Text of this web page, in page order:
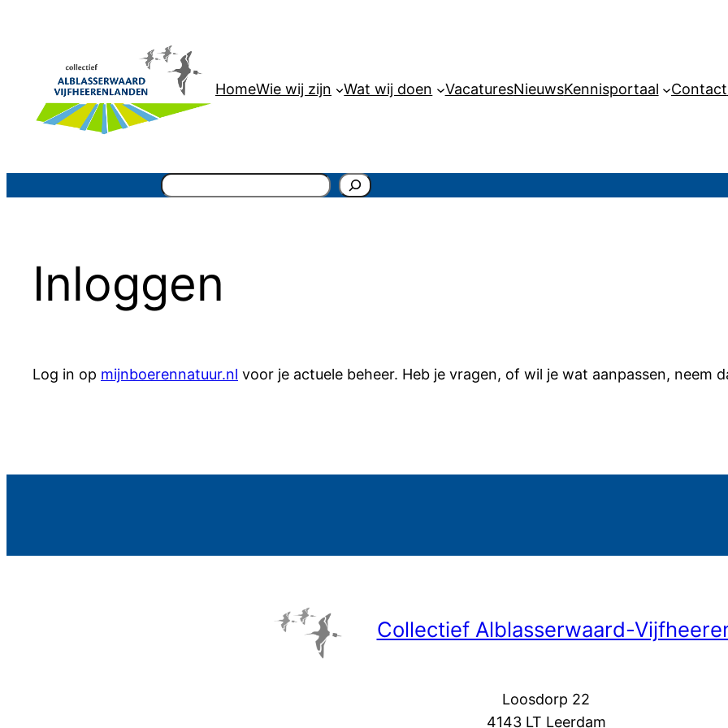
HomeWie wij zijn Wat wij doen VacaturesNieuwsKennisportaal Contact
Inloggen
Log in op mijnboerennatuur.nl voor je actuele beheer. Heb je vragen, of wil je wat aanpassen, neem
Collectief Alblasserwaard-
Loosdorp 22
4143 LT Leerdam